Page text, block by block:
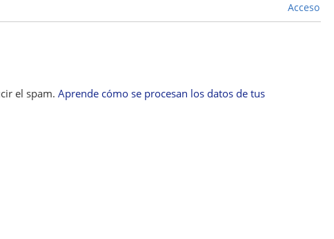
Acceso
el spam. Aprende cómo se procesan los datos de tus